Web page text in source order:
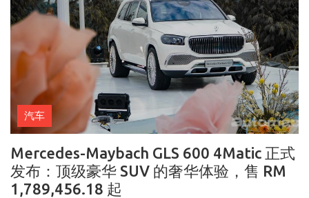
汽车
Mercedes-Maybach GLS 600 4Matic 正式
发布：顶级豪华 SUV 的奢华体验，售 RM
1,789,456.18 起